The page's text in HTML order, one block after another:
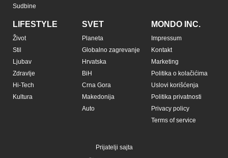
Sudbine
LIFESTYLE
Život
Stil
Ljubav
Zdravlje
Hi-Tech
Kultura
SVET
Planeta
Globalno zagrevanje
Hrvatska
BiH
Crna Gora
Makedonija
Auto
MONDO INC.
Impressum
Kontakt
Marketing
Politika o kolačićima
Uslovi korišćenja
Politika privatnosti
Privacy policy
Terms of service
Prijatelji sajta